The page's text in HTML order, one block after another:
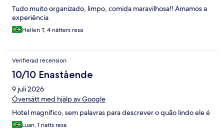
Tudo muito organizado, limpo, comida maravilhosa!! Amamos a
experiência
Hellen T, 4 nätters resa
Verifierad recension
10/10 Enastående
9 juli 2026
Översätt med hjälp av Google
Hotel magnífico, sem palavras para descrever o quão lindo ele é
Luan, 1 natts resa